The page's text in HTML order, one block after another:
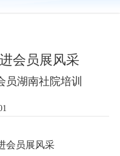
会员展风采
湖南社院培训
会员展风采